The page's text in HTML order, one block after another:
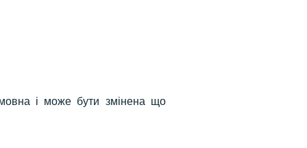
і може бути змінена що